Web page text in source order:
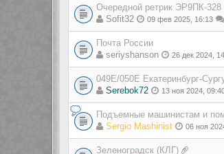
Очередной ретрик ЭР9ПК-328
Sofit32
09 фев 2025, 16:13
Почта России
seriyshanson
26 дек 2024,
049Е/050Е Екатеринбург-
Serebok72
13 ноя 2024,
Подъемные машинистам и
Sergio Mashinist
06 ноя
Зеленоградск (КЛГ)